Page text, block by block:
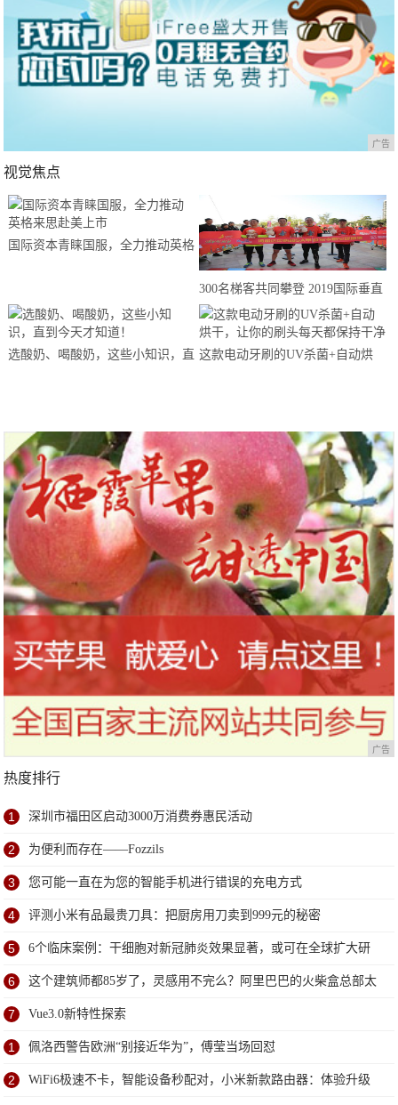
广告
视觉焦点
国际资本青睐国服，全力推动英格
300名梯客共同攀登 2019国际垂直
马拉松超级精英赛顺德海骏达中心
站欢乐开跑
选酸奶、喝酸奶，这些小知识，直 这款电动牙刷的UV杀菌+自动烘
广告
热度排行
1 深圳市福田区启动3000万消费券惠民活动
2 为便利而存在——Fozzils
3 您可能一直在为您的智能手机进行错误的充电方式
4 评测小米有品最贵刀具：把厨房用刀卖到999元的秘密
5 6个临床案例：干细胞对新冠肺炎效果显著，或可在全球扩大研
究
6 这个建筑师都85岁了，灵感用不完么？阿里巴巴的火柴盒总部太
赞了
7 Vue3.0新特性探索
1 佩洛西警告欧洲“别接近华为”，傅莹当场回怼
2 WiFi6极速不卡，智能设备秒配对，小米新款路由器：体验升级